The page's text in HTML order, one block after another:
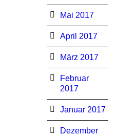
Mai 2017
April 2017
März 2017
Februar
2017
Januar 2017
Dezember